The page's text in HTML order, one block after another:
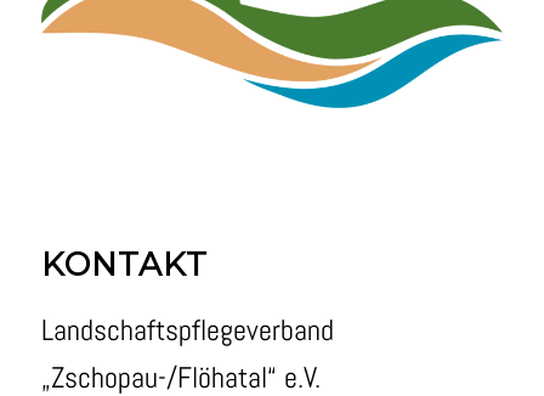
KONTAKT
Landschaftspflegeverband
„Zschopau-/Flöhatal“ e.V.